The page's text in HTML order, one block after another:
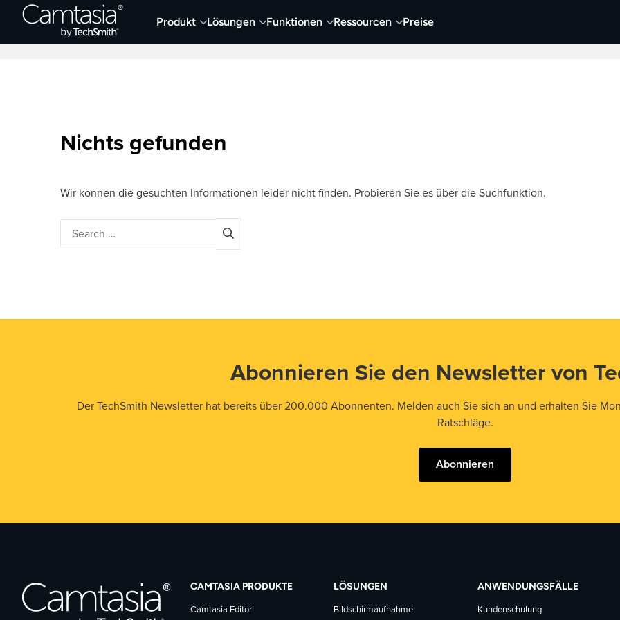
Direkt
Produkt Lösungen Funktionen Ressourcen Preise
Neueste Artikel Screen Capture und Aufnehmen Video Visueller Content
Nichts gefunden
Wir können die gesuchten Informationen leider nicht finden. Probieren Sie es über die Suchfunktion.
Abonnieren Sie den Newsletter von
Der TechSmith Newsletter hat bereits über 200.000 Abonnenten. Melden auch Sie sich an und erhalten Sie
Ratschläge.
Abonnieren
CAMTASIA PRODUKTE
Camtasia Editor
LÖSUNGEN
Bildschirmaufnahme
ANWENDUNGSFÄLLE
Kundenschulung